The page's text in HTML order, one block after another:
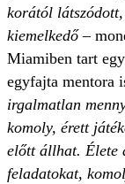
korától
kiemelkedő–
Miamiben tart
egyfajta mentora
irgalmatlan
komoly, érett
előtt állhat. Élete
feladatokat,